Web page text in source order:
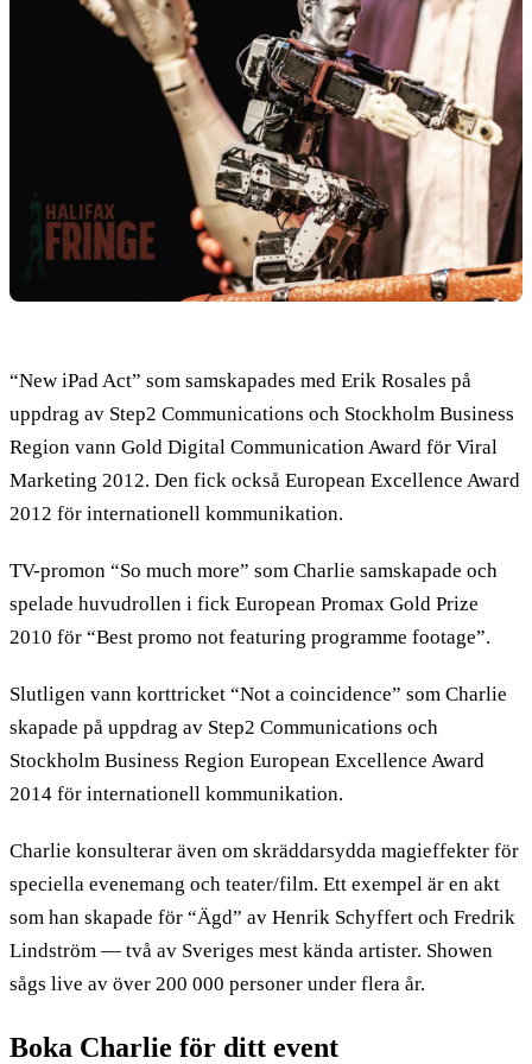
“New iPad Act” som samskapades med Erik Rosales på
uppdrag av Step2 Communications och Stockholm Business
Region vann Gold Digital Communication Award för Viral
Marketing 2012. Den fick också European Excellence Award
2012 för internationell kommunikation.
TV-promon “So much more” som Charlie samskapade och
spelade huvudrollen i fick European Promax Gold Prize
2010 för “Best promo not featuring programme footage”.
Slutligen vann korttricket “Not a coincidence” som Charlie
skapade på uppdrag av Step2 Communications och
Stockholm Business Region European Excellence Award
2014 för internationell kommunikation.
Charlie konsulterar även om skräddarsydda magieffekter för
speciella evenemang och teater/film. Ett exempel är en akt
som han skapade för “Ägd” av Henrik Schyffert och Fredrik
Lindström — två av Sveriges mest kända artister. Showen
sågs live av över 200 000 personer under flera år.
Boka Charlie för ditt event